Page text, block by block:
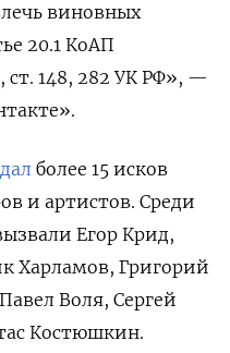
виновных
20.1 КоАП
148, 282 УК РФ», —
более 15 исков
и артистов. Среди
Егор Крид,
Харламов, Григорий
Воля, Сергей
Костюшкин.